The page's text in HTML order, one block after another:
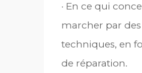
· En ce qui
marcher par
techniques, en
de réparation.